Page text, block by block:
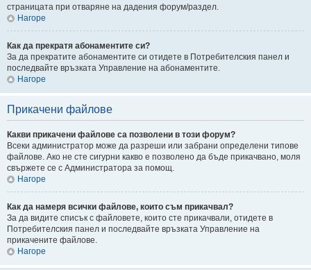
страницата при отваряне на дадения форум/раздел.
Нагоре
Как да прекратя абонаментите си?
За да прекратите абонаментите си отидете в Потребителския панел и
последвайте връзката Управление на абонаментите.
Нагоре
Прикачени файлове
Какви прикачени файлове са позволени в този форум?
Всеки администратор може да разреши или забрани определени типове
файлове. Ако не сте сигурни какво е позволено да бъде прикачвано, моля
свържете се с Администратора за помощ.
Нагоре
Как да намеря всички файлове, които съм прикачвал?
За да видите списък с файловете, които сте прикачвали, отидете в
Потребителския панел и последвайте връзката Управление на
прикачените файлове.
Нагоре